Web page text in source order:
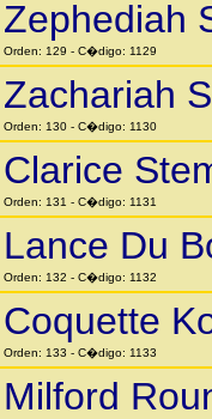
Zephediah
Orden: 129 - C�digo: 1129
Zachariah
Orden: 130 - C�digo: 1130
Clarice
Orden: 131 - C�digo: 1131
Lance Du
Orden: 132 - C�digo: 1132
Coquette
Orden: 133 - C�digo: 1133
Milford